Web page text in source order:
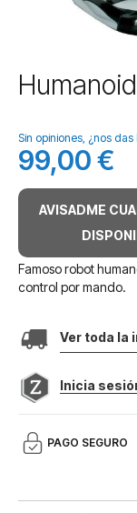
Saltar
al
de
la
galería
de
imágenes
Sin opiniones, ¿nos das
99,00 €
AVISADME
Famoso robot
control por mando.
Ver toda la
Inicia
PAGO SEGURO